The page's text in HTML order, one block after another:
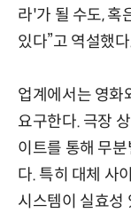
라'가 될 수도, 혹
있다”고 역설했
업계에서는 영화
요구한다. 극장
이트를 통해 무
다. 특히 대체 사
시스템이 실효성